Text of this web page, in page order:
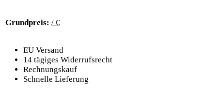
Grundpreis: / €
EU Versand
14 tägiges Widerrufsrecht
Rechnungskauf
Schnelle Lieferung